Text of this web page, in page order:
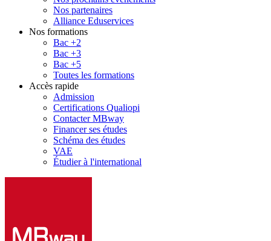
Nos partenaires
Alliance Eduservices
Nos formations
Bac +2
Bac +3
Bac +5
Toutes les formations
Accès rapide
Admission
Certifications Qualiopi
Contacter MBway
Financer ses études
Schéma des études
VAE
Étudier à l'international